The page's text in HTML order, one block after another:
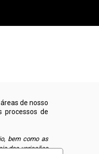
de nosso
processos de
bem como as
das variações